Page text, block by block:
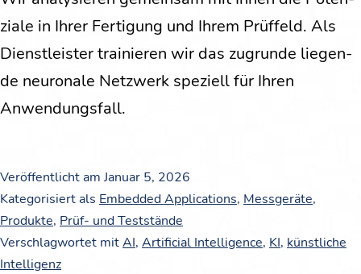
zia­le in Ihrer Fer­ti­gung und Ihrem Prüf­feld. Als
Dienst­leis­ter trai­nie­ren wir das zugrun­de lie­gen­
de neu­ro­na­le Netz­werk spe­zi­ell für Ihren
Anwendungsfall.
Veröffentlicht am Januar 5, 2026
Kategorisiert als Embedded Applications, Messgeräte,
Produkte, Prüf- und Teststände
Verschlagwortet mitAI, Artificial Intelligence, KI, künstliche
Intelligenz